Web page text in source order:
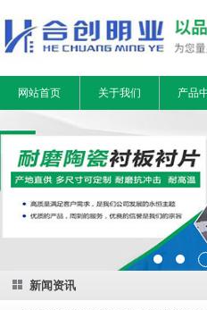
网站首页 关于我们 产品
新闻资讯